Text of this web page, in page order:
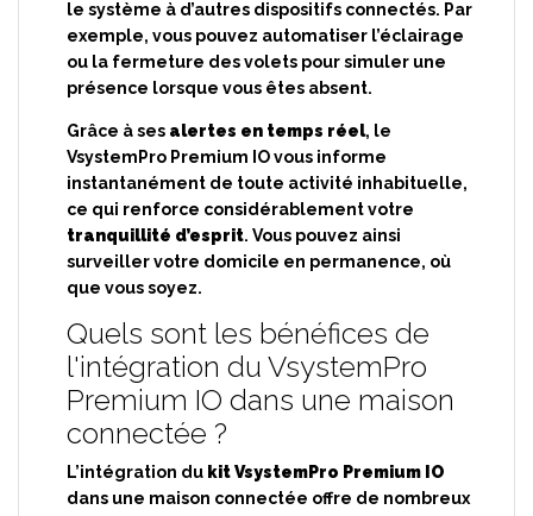
le système à d’autres dispositifs connectés. Par
exemple, vous pouvez automatiser l’éclairage
ou la fermeture des volets pour simuler une
présence lorsque vous êtes absent.
Grâce à ses alertes en temps réel, le
VsystemPro Premium IO vous informe
instantanément de toute activité inhabituelle,
ce qui renforce considérablement votre
tranquillité d’esprit. Vous pouvez ainsi
surveiller votre domicile en permanence, où
que vous soyez.
Quels sont les bénéfices de
l'intégration du VsystemPro
Premium IO dans une maison
connectée ?
L’intégration du kit VsystemPro Premium IO
dans une maison connectée offre de nombreux